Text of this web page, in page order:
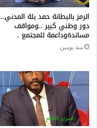
الرمز بالبطانة حمد بلة المدني..
دور وطني كبير ..ومواقف
مساندةوداعمة للمجتمع .
منذ يومين